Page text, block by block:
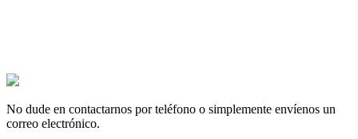
No dude en contactarnos por teléfono o simplemente envíenos un
correo electrónico.